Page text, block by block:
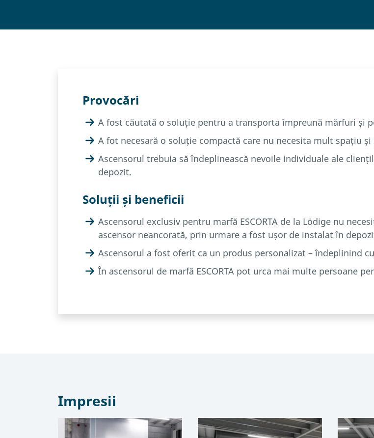
Provocări
A fost căutată o soluție pentru a transporta împreună mărfuri și
A fot necesară o soluție compactă care nu necesita mult spațiu
Ascensorul trebuia să îndeplinească nevoile individuale ale
depozit.
Soluții și beneficii
Ascensorul exclusiv pentru marfă ESCORTA de la Lödige nu
ascensor neancorată, prin urmare a fost ușor de instalat în
Ascensorul a fost oferit ca un produs personalizat – îndeplinind
În ascensorul de marfă ESCORTA pot urca mai multe persoane
Impresii